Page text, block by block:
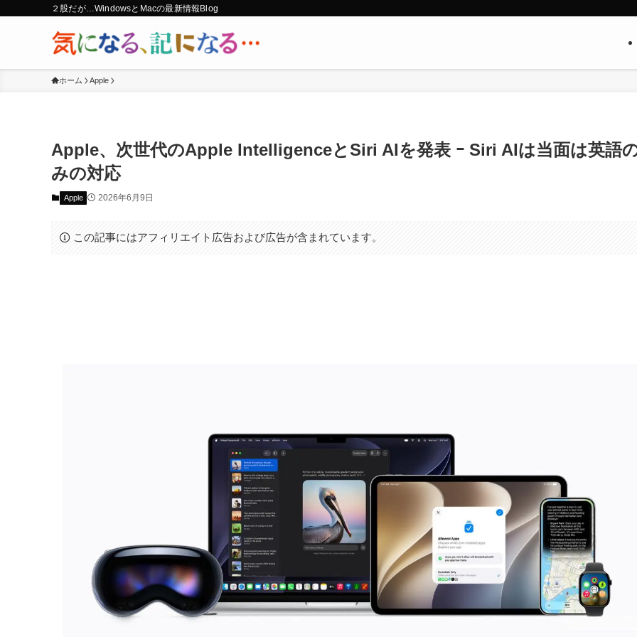
２股だが…WindowsとMacの最新情報Blog
ホーム Apple
Apple、次世代のApple IntelligenceとSiri AIを発表 ｰ Siri AIは当面は英語
みの対応
Apple 2026年6月9日
この記事にはアフィリエイト広告および広告が含まれています。